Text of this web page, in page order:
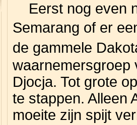
Eerst nog even
Semarang of er
de gammele
waarnemersgroep
Djocja. Tot grote
te stappen. Alleen
moeite zijn spijt